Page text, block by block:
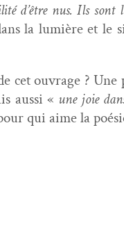
d’être nus. Ils sont
la lumière et le
cet ouvrage ? Une
aus­si « une joie
qui aime la